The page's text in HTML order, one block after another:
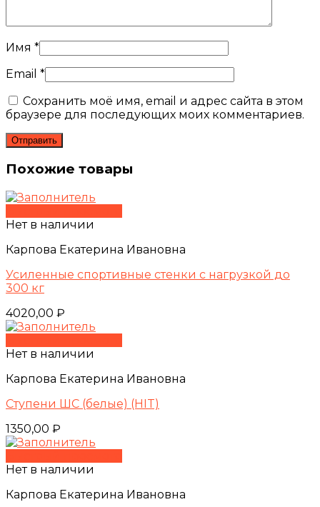
Имя *
Email *
Сохранить моё имя, email и адрес сайта в этом
браузере для последующих моих комментариев.
Похожие товары
Нет в наличии
Карпова Екатерина Ивановна
Усиленные спортивные стенки с нагрузкой до
300 кг
4020,00 ₽
Нет в наличии
Карпова Екатерина Ивановна
Ступени ШС (белые) (HIT)
1350,00 ₽
Нет в наличии
Карпова Екатерина Ивановна